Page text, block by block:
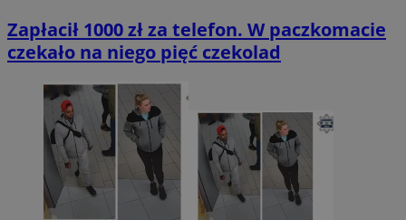
Zapłacił 1000 zł za telefon. W paczkomacie
czekało na niego pięć czekolad